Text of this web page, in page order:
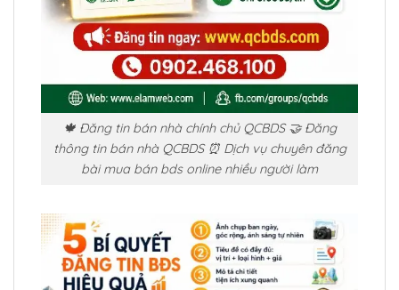
🍁 Đăng tin bán nhà chính chủ QCBDS 🤝 Đăng
thông tin bán nhà QCBDS ⏰ Dịch vụ chuyên đăng
bài mua bán bds online nhiều người làm